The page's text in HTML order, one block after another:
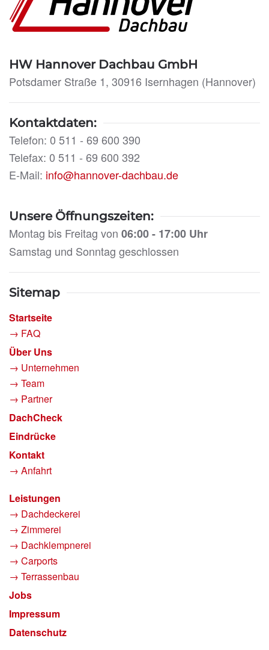
HW Hannover Dachbau GmbH
Potsdamer Straße 1, 30916 Isernhagen (Hannover)
Kontaktdaten:
Telefon: 0 511 - 69 600 390
Telefax: 0 511 - 69 600 392
E-Mail: info@hannover-dachbau.de
Unsere Öffnungszeiten:
Montag bis Freitag von 06:00 - 17:00 Uhr
Samstag und Sonntag geschlossen
Sitemap
Startseite
→ FAQ
Über Uns
→ Unternehmen
→ Team
→ Partner
DachCheck
Eindrücke
Kontakt
→ Anfahrt
Leistungen
→ Dachdeckerei
→ Zimmerei
→ Dachklempnerei
→ Carports
→ Terrassenbau
Jobs
Impressum
Datenschutz